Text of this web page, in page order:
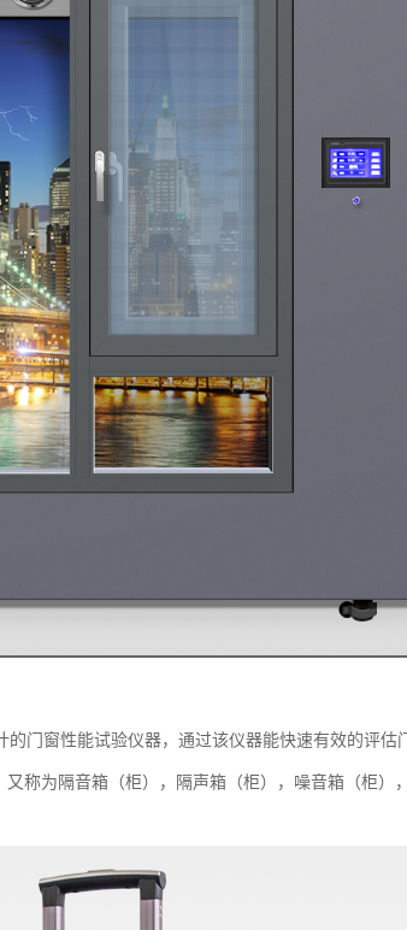
门窗性能试验仪器，通过该仪器能快速有效的评估
称为隔音箱（柜），隔声箱（柜），噪音箱（柜）